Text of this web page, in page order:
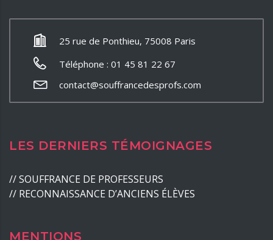
25 rue de Ponthieu, 75008 Paris
Téléphone : 01 45 81 22 67
contact@souffrancedesprofs.com
LES DERNIERS TÉMOIGNAGES
//SOUFFRANCE DE PROFESSEURS
// RECONNAISSANCE D’ANCIENS ÉLÈVES
MENTIONS